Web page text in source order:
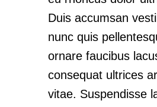
Duis accumsan
nunc quis
ornare faucibus
consequat ultrices
vitae. Suspendisse